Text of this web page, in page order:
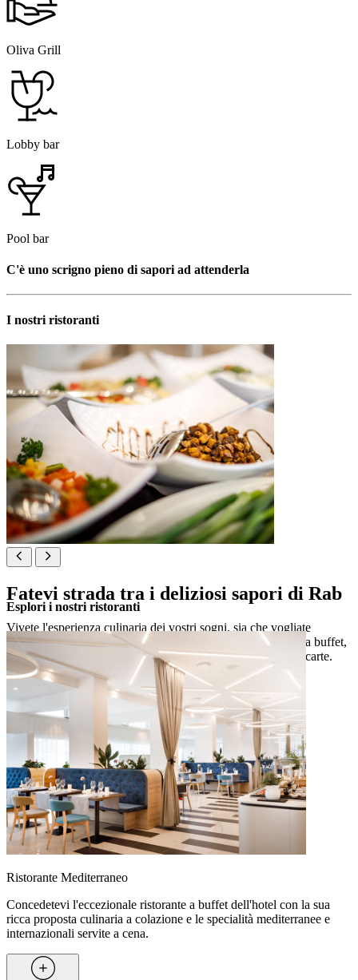
Oliva Grill
Lobby bar
Pool bar
C'è uno scrigno pieno di sapori ad attenderla
I nostri ristoranti
Fatevi strada tra i deliziosi sapori di Rab
Vivete l'esperienza culinaria dei vostri sogni, sia che vogliate
provare una selezione di piatti mediterranei e internazionali a buffet,
sia che vogliate optare per un pranzo leggero con piatti à la carte.
Esplori i nostri ristoranti
Ristorante Mediterraneo
Concedetevi l'eccezionale ristorante a buffet dell'hotel con la sua
ricca proposta culinaria a colazione e le specialità mediterranee e
internazionali servite a cena.